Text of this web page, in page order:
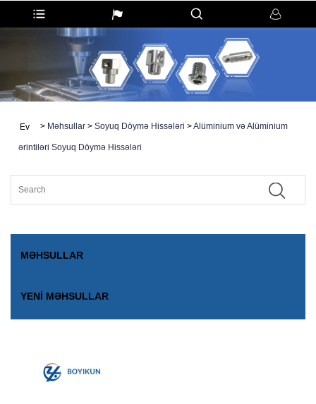
Ev > Məhsullar > Soyuq Döymə Hissələri >Alüminium və Alüminium
ərintiləri Soyuq Döymə Hissələri
MƏHSULLAR
YENI MƏHSULLAR